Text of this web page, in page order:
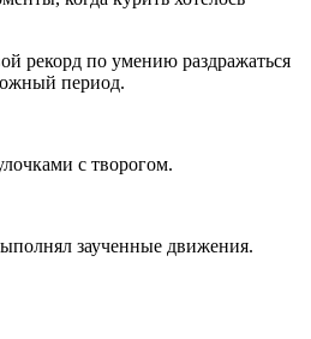
рекорд по умению раздражаться
период.
с творогом.
заученные движения.